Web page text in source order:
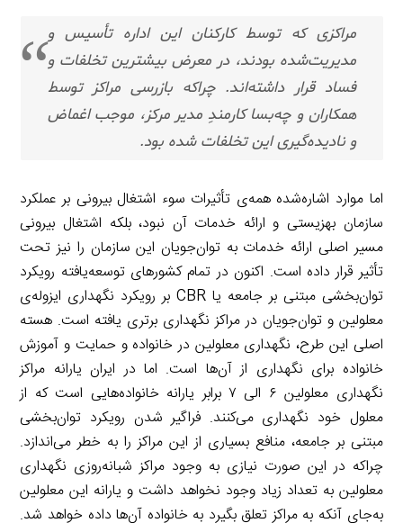
مراکزی که توسط کارکنان این اداره تأسیس و
مدیریت‌شده بودند، در معرض بیشترین تخلفات و
فساد قرار داشته‌اند. چراکه بازرسی مراکز توسط
همکاران و چه‌بسا کارمندِ مدیر مرکز، موجب اغماض
و نادیده‌گیری این تخلفات شده بود.
اما موارد اشاره‌شده همه‌ی تأثیرات سوء اشتغال بیرونی بر عملکرد
سازمان بهزیستی و ارائه خدمات آن نبود، بلکه اشتغال بیرونی
مسیر اصلی ارائه خدمات به توان‌جویان این سازمان را نیز تحت
تأثیر قرار داده است. اکنون در تمام کشورهای توسعه‌یافته رویکرد
توان‌بخشی مبتنی بر جامعه یا CBR بر رویکرد نگهداری ایزوله‌ی
معلولین و توان‌جویان در مراکز نگهداری برتری یافته است. هسته
اصلی این طرح، نگهداری معلولین در خانواده و حمایت و آموزش
خانواده برای نگهداری از آن‌ها است. اما در ایران یارانه مراکز
نگهداری معلولین ۶ الی ۷ برابر یارانه خانواده‌هایی است که از
معلول خود نگهداری می‌کنند. فراگیر شدن رویکرد توان‌بخشی
مبتنی بر جامعه، منافع بسیاری از این مراکز را به خطر می‌اندازد.
چراکه در این صورت نیازی به وجود مراکز شبانه‌روزی نگهداری
معلولین به تعداد زیاد وجود نخواهد داشت و یارانه این معلولین
به‌جای آنکه به مراکز تعلق بگیرد به خانواده آن‌ها داده خواهد شد.